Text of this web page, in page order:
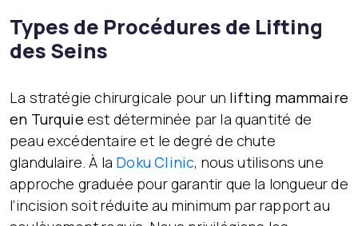
Types de Procédures de Lifting
des Seins
La stratégie chirurgicale pour un lifting mammaire
en Turquie est déterminée par la quantité de
peau excédentaire et le degré de chute
glandulaire. À la Doku Clinic, nous utilisons une
approche graduée pour garantir que la longueur de
l’incision soit réduite au minimum par rapport au